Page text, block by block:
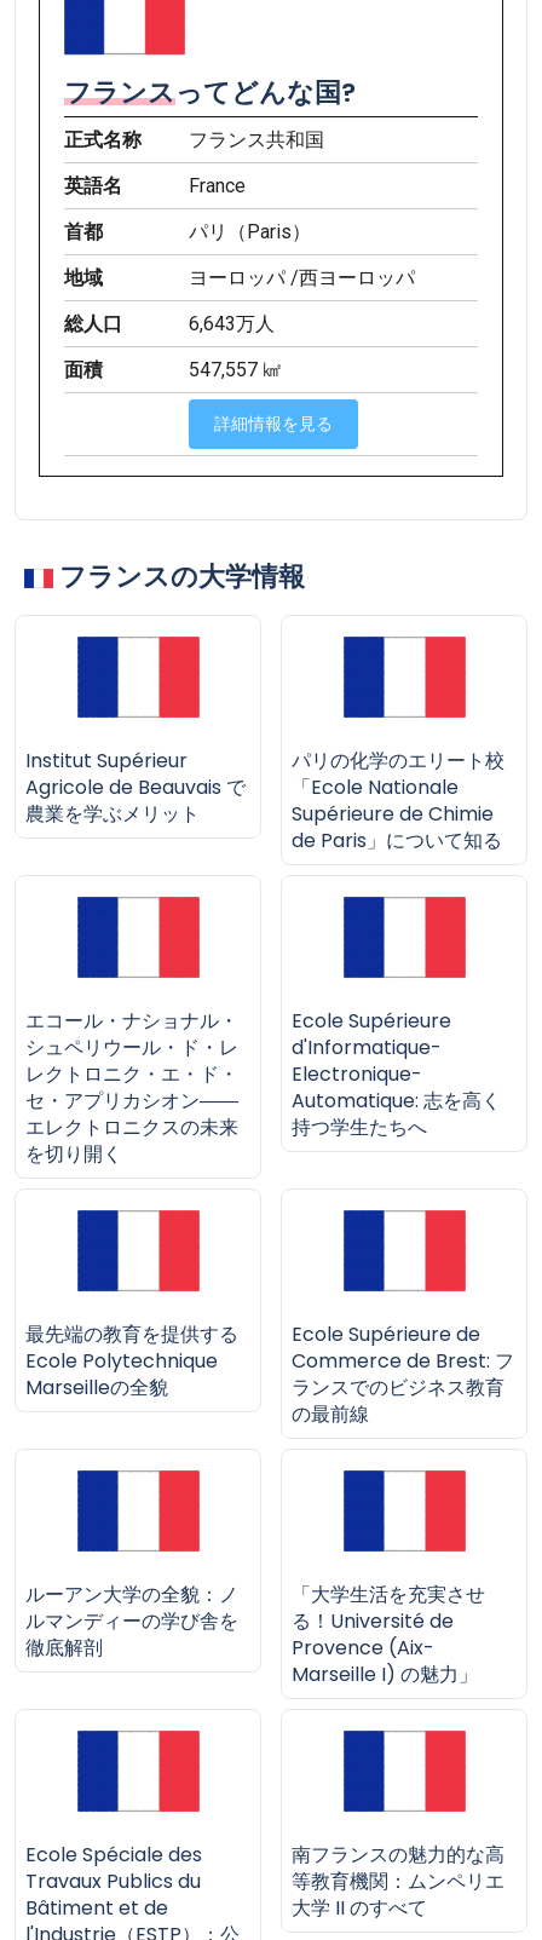
フランスってどんな国?
正式名称
フランス共和国
英語名
France
首都
パリ（Paris）
地域
ヨーロッパ /西ヨーロッパ
総人口
6,643万人
面積
547,557 ㎢
詳細情報を見る
フランスの大学情報
Institut Supérieur
Agricole de Beauvais で
農業を学ぶメリット
パリの化学のエリート校
「Ecole Nationale
Supérieure de Chimie
de Paris」について知る
エコール・ナショナル・
シュペリウール・ド・レ
レクトロニク・エ・ド・
セ・アプリカシオン――
エレクトロニクスの未来
を切り開く
Ecole Supérieure
d'Informatique-
Electronique-
Automatique: 志を高く
持つ学生たちへ
最先端の教育を提供する
Ecole Polytechnique
Marseilleの全貌
Ecole Supérieure de
Commerce de Brest: フ
ランスでのビジネス教育
の最前線
ルーアン大学の全貌：ノ
ルマンディーの学び舎を
徹底解剖
「大学生活を充実させ
る！Université de
Provence (Aix-
Marseille I) の魅力」
Ecole Spéciale des
Travaux Publics du
Bâtiment et de
南フランスの魅力的な高
等教育機関：ムンペリエ
大学 II のすべて